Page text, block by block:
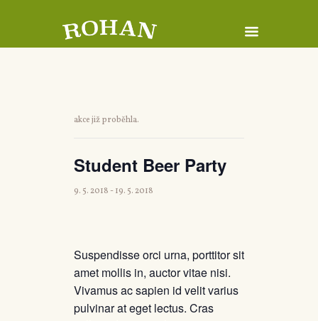
akce již proběhla.
Student Beer Party
9. 5. 2018 -19. 5. 2018
Suspendisse orci urna, porttitor sit
amet mollis in, auctor vitae nisi.
Vivamus ac sapien id velit varius
pulvinar at eget lectus. Cras